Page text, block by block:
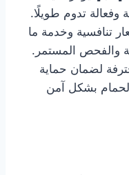
وفعالة تدوم طويلًا.
تنافسية وخدمة ما
والفحص المستمر.
لضمان حماية
بشكل آمن